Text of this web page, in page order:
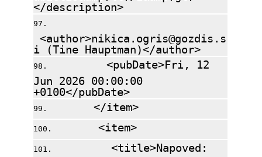
</description>
<author>nikica.ogris@gozdis.s
i (Tine Hauptman)</author>
<pubDate>Fri, 12
Jun 2026 00:00:00
+0100</pubDate>
</item>
<item>
<title>Napoved: